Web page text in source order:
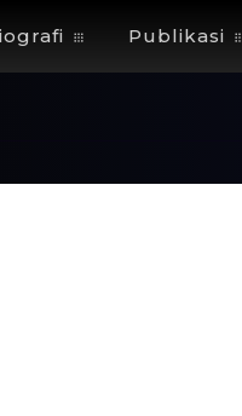
Publikasi